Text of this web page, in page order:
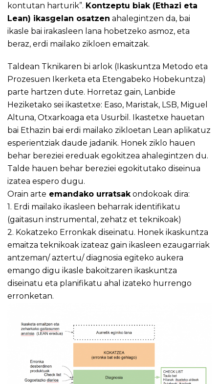
kontutan harturik”. Kontzeptu biak (Ethazi eta
Lean) ikasgelan osatzen ahalegintzen da, bai
ikasle bai irakasleen lana hobetzeko asmoz, eta
beraz, erdi mailako zikloen emaitzak.
Taldean Tknikaren bi arlok (Ikaskuntza Metodo eta
Prozesuen Ikerketa eta Etengabeko Hobekuntza)
parte hartzen dute. Horretaz gain, Lanbide
Heziketako sei ikastetxe: Easo, Maristak, LSB, Miguel
Altuna, Otxarkoaga eta Usurbil. Ikastetxe hauetan
bai Ethazin bai erdi mailako zikloetan Lean aplikatuz
esperientziak daude jadanik. Honek ziklo hauen
behar bereziei ereduak egokitzea ahalegintzen du.
Talde hauen behar bereziei egokitutako diseinua
izatea espero dugu.
Orain arte emandako urratsak ondokoak dira:
1. Erdi mailako ikasleen beharrak identifikatu
(gaitasun instrumental, zehatz et teknikoak)
2. Kokatzeko Erronkak diseinatu. Honek ikaskuntza
emaitza teknikoak izateaz gain ikasleen ezaugarriak
antzeman/ aztertu/ diagnosia egiteko aukera
emango digu ikasle bakoitzaren ikaskuntza
diseinatu eta planifikatu ahal izateko hurrengo
erronketan.